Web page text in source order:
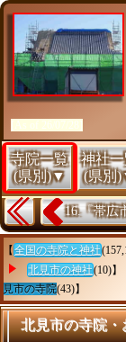
[As of 26/07/28]
寺院一覧
(県別)▼
神社
(県別
16.『帯広
【 全国の寺院と神社
北見市の神社(10)】
見市の寺院(43)】
北見市の寺院・